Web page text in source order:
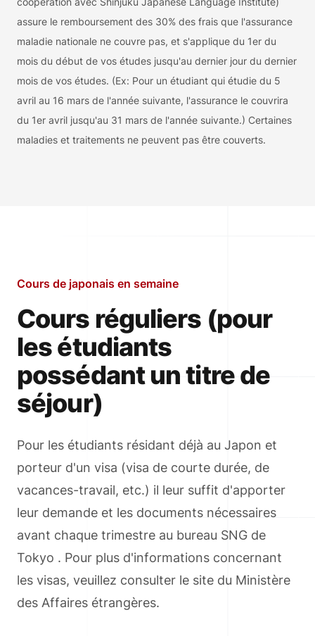
assure le remboursement des 30% des frais que l'assurance
maladie nationale ne couvre pas, et s'applique du 1er du
mois du début de vos études jusqu'au dernier jour du dernier
mois de vos études. (Ex: Pour un étudiant qui étudie du 5
avril au 16 mars de l'année suivante, l'assurance le couvrira
du 1er avril jusqu'au 31 mars de l'année suivante.) Certaines
maladies et traitements ne peuvent pas être couverts.
Cours de japonais en semaine
Cours réguliers (pour
les étudiants
possédant un titre de
séjour)
Pour les étudiants résidant déjà au Japon et
porteur d'un visa (visa de courte durée, de
vacances-travail, etc.) il leur suffit d'apporter
leur demande et les documents nécessaires
avant chaque trimestre au bureau SNG de
Tokyo . Pour plus d'informations concernant
les visas, veuillez consulter le site du Ministère
des Affaires étrangères.